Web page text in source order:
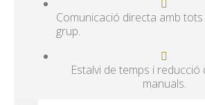
Comunicació directa amb
grup.
Estalvi de temps i reducció
manuals.